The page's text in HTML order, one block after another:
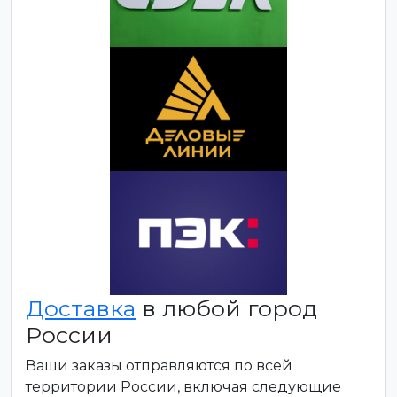
Доставка в любой город
России
Ваши заказы отправляются по всей
территории России, включая следующие